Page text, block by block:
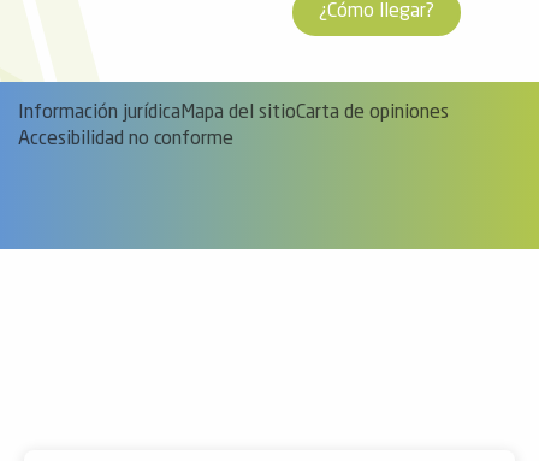
¿Cómo llegar?
Información jurídicaMapa del sitioCarta de opiniones
Accesibilidad no conforme